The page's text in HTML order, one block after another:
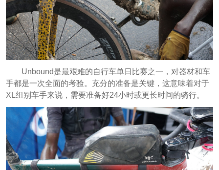
Unbound是最艰难的自行车单日比赛之一，对器材和车
手都是一次全面的考验。充分的准备是关键，这意味着对于
XL组别车手来说，需要准备好24小时或更长时间的骑行。